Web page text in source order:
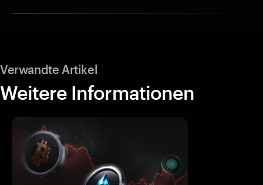
Verwandte Artikel
Weitere Informationen